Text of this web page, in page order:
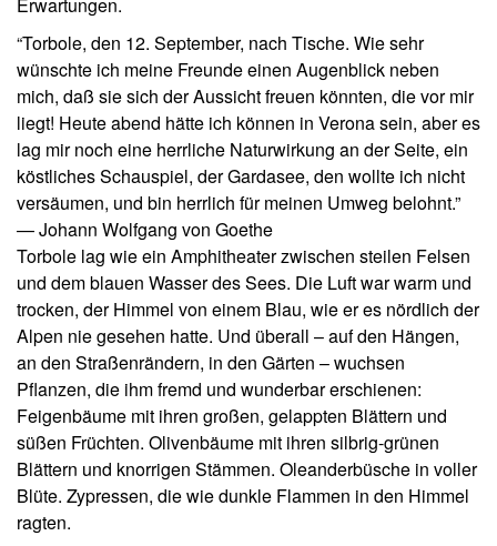
“Torbole, den 12. September, nach Tische. Wie sehr
wünschte ich meine Freunde einen Augenblick neben
mich, daß sie sich der Aussicht freuen könnten, die vor mir
liegt! Heute abend hätte ich können in Verona sein, aber es
lag mir noch eine herrliche Naturwirkung an der Seite, ein
köstliches Schauspiel, der Gardasee, den wollte ich nicht
versäumen, und bin herrlich für meinen Umweg belohnt.”
— Johann Wolfgang von Goethe
Torbole lag wie ein Amphitheater zwischen steilen Felsen
und dem blauen Wasser des Sees. Die Luft war warm und
trocken, der Himmel von einem Blau, wie er es nördlich der
Alpen nie gesehen hatte. Und überall – auf den Hängen,
an den Straßenrändern, in den Gärten – wuchsen
Pflanzen, die ihm fremd und wunderbar erschienen:
Feigenbäume mit ihren großen, gelappten Blättern und
süßen Früchten. Olivenbäume mit ihren silbrig-grünen
Blättern und knorrigen Stämmen. Oleanderbüsche in voller
Blüte. Zypressen, die wie dunkle Flammen in den Himmel
ragten.